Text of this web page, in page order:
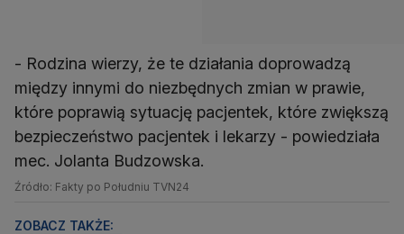
- Rodzina wierzy, że te działania doprowadzą
między innymi do niezbędnych zmian w prawie,
które poprawią sytuację pacjentek, które zwiększą
bezpieczeństwo pacjentek i lekarzy - powiedziała
mec. Jolanta Budzowska.
Źródło: Fakty po Południu TVN24
ZOBACZ TAKŻE: